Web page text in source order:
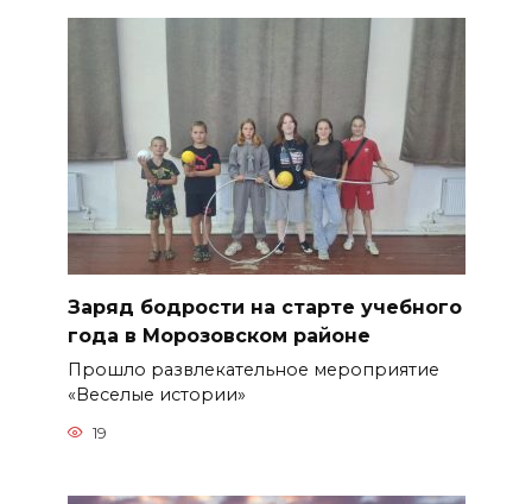
Заряд бодрости на старте учебного
года в Морозовском районе
Прошло развлекательное мероприятие
«Веселые истории»
19